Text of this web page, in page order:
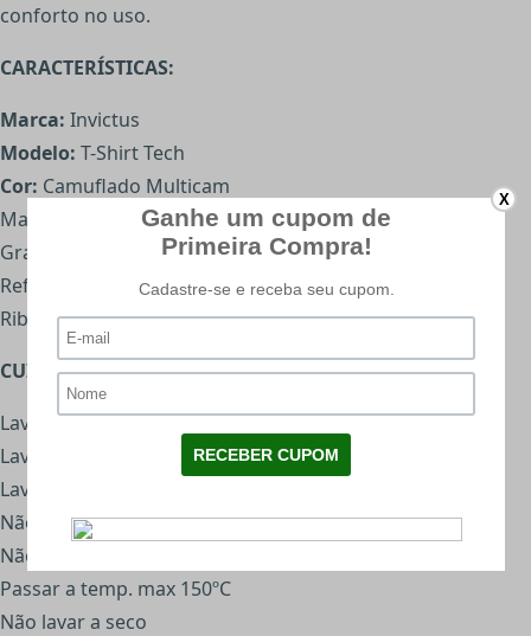
conforto no uso.
CARACTERÍSTICAS:
Marca: Invictus
Modelo: T-Shirt Tech
Cor: Camuflado Multicam
Malha 100% algodão
Gramatura 195 g/m²
Reforço de ombro a ombro
Ribana na gola e nas mangas
CUIDADOS:
Lavar ao avesso
Lavar cores similares
Lavar à temperatura max.40ºC
Não alvejar
Não secar à maquina
Passar a temp. max 150ºC
Não lavar a seco
X